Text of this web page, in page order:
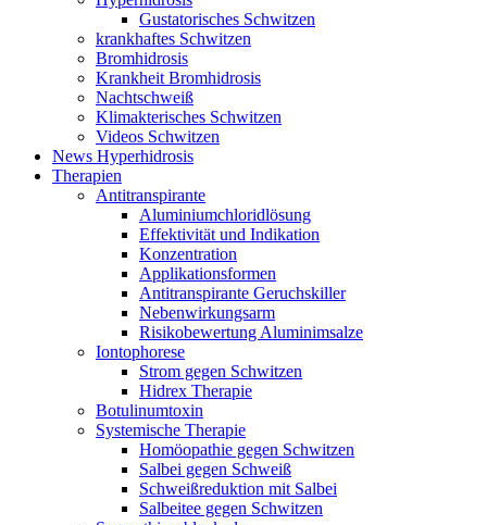
Gustatorisches Schwitzen
krankhaftes Schwitzen
Bromhidrosis
Krankheit Bromhidrosis
Nachtschweiß
Klimakterisches Schwitzen
Videos Schwitzen
News Hyperhidrosis
Therapien
Antitranspirante
Aluminiumchloridlösung
Effektivität und Indikation
Konzentration
Applikationsformen
Antitranspirante Geruchskiller
Nebenwirkungsarm
Risikobewertung Aluminimsalze
Iontophorese
Strom gegen Schwitzen
Hidrex Therapie
Botulinumtoxin
Systemische Therapie
Homöopathie gegen Schwitzen
Salbei gegen Schweiß
Schweißreduktion mit Salbei
Salbeitee gegen Schwitzen